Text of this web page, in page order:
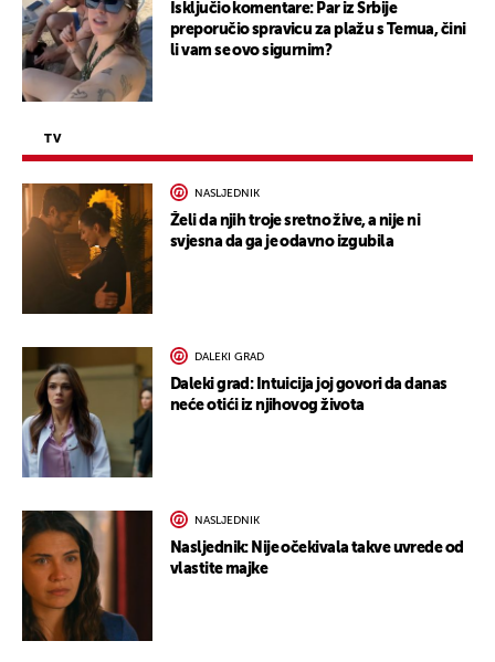
Isključio komentare: Par iz Srbije
preporučio spravicu za plažu s Temua, čini
li vam se ovo sigurnim?
TV
NASLJEDNIK
Želi da njih troje sretno žive, a nije ni
svjesna da ga je odavno izgubila
DALEKI GRAD
Daleki grad: Intuicija joj govori da danas
neće otići iz njihovog života
NASLJEDNIK
Nasljednik: Nije očekivala takve uvrede od
vlastite majke